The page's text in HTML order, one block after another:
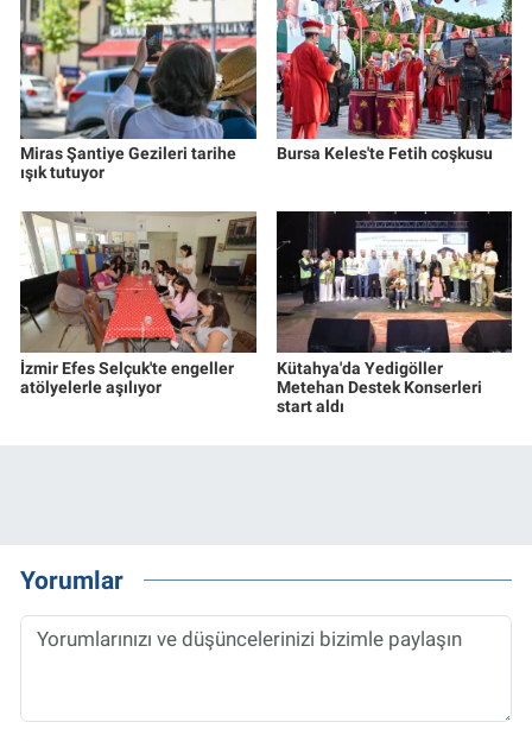
Miras Şantiye Gezileri tarihe
ışık tutuyor
Bursa Keles'te Fetih coşkusu
İzmir Efes Selçuk'te engeller
atölyelerle aşılıyor
Kütahya'da Yedigöller
Metehan Destek Konserleri
start aldı
Yorumlar